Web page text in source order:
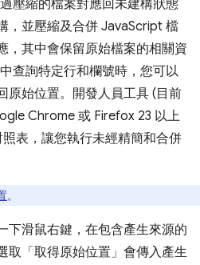
壓縮的檔案對應回未建構狀態
，並壓縮及合併 JavaScript 檔
，其中會保留原始檔案的相關資
查詢特定行和欄號時，您可以
原始位置。開發人員工具 (目前
Chrome 或 Firefox 23 以上
表，讓您執行未經精簡和合併
。
下滑鼠右鍵，在包含產生來源的
取「取得原始位置」會傳入產生